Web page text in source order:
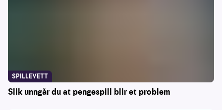
Slik unngår du at pengespill blir et problem
SPILLEVETT